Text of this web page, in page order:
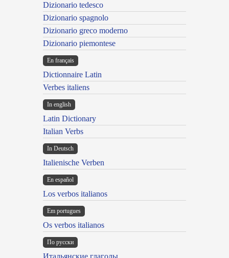
Dizionario tedesco
Dizionario spagnolo
Dizionario greco moderno
Dizionario piemontese
En français
Dictionnaire Latin
Verbes italiens
In english
Latin Dictionary
Italian Verbs
In Deutsch
Italienische Verben
En español
Los verbos italianos
Em portugues
Os verbos italianos
По русски